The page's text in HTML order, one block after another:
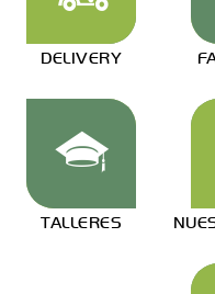
DELIVERY
TALLERES